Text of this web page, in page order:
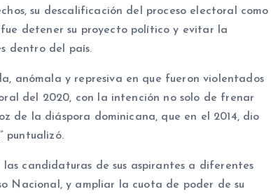
su descalificación del proceso electoral como
detener su proyecto político y evitar la
dentro del país.
anómala y represiva en que fueron violentados
del 2020, con la intención no solo de frenar
de la diáspora dominicana, que en el 2014, dio
puntualizó.
candidaturas de sus aspirantes a diferentes
Nacional, y ampliar la cuota de poder de su